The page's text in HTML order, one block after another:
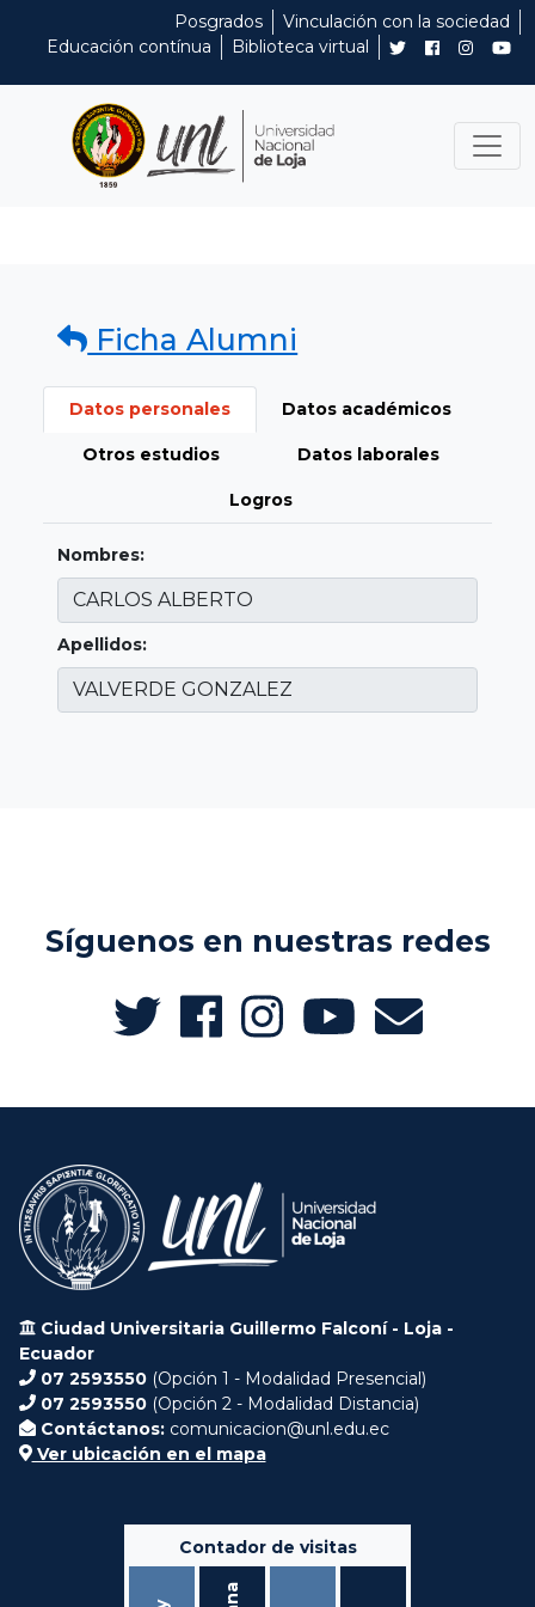
Posgrados
Vinculación con la sociedad
Educación contínua
Biblioteca virtual
Ficha Alumni
Datos personales Datos académicos
Otros estudios Datos laborales
Logros
Nombres:
Apellidos:
Síguenos en nuestras redes
Ciudad Universitaria Guillermo Falconí - Loja -
Ecuador
07 2593550 (Opción 1 - Modalidad Presencial)
07 2593550 (Opción 2 - Modalidad Distancia)
Contáctanos: comunicacion@unl.edu.ec
Ver ubicación en el mapa
Contador de visitas